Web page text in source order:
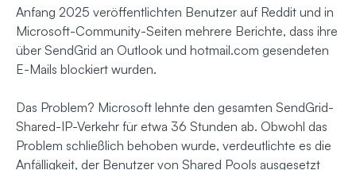
Anfang 2025 veröffentlichten Benutzer auf Reddit und in
Microsoft-Community-Seiten mehrere Berichte, dass ihre
über SendGrid an Outlook und hotmail.com gesendeten
E-Mails blockiert wurden.
Das Problem? Microsoft lehnte den gesamten SendGrid-
Shared-IP-Verkehr für etwa 36 Stunden ab. Obwohl das
Problem schließlich behoben wurde, verdeutlichte es die
Anfälligkeit, der Benutzer von Shared Pools ausgesetzt